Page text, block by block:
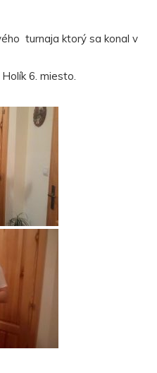
turnaja ktorý sa konal v
6. miesto.